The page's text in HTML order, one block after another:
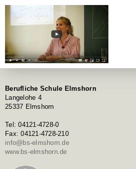
Berufliche Schule Elmshorn
Langelohe 4
25337 Elmshorn
Tel: 04121-4728-0
Fax: 04121-4728-210
info@bs-elmshorn.de
www.bs-elmshorn.de